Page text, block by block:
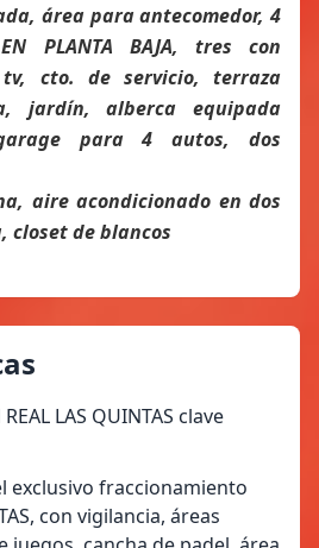
área para antecomedor, 4
PLANTA BAJA, tres con
cto. de servicio, terraza
jardín, alberca equipada
para 4 autos, dos
aire acondicionado en dos
closet de blancos
REAL LAS QUINTAS clave
exclusivo fraccionamiento
con vigilancia, áreas